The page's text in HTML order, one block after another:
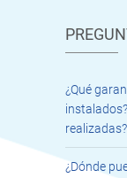
¿Qué
realizadas?
¿Dónde